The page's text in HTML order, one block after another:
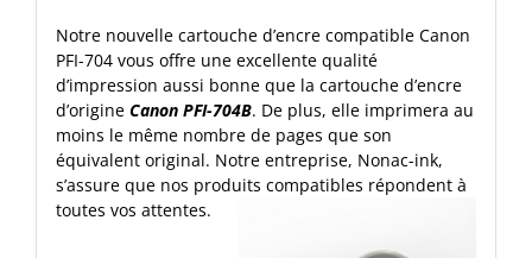
Notre nouvelle cartouche d’encre compatible Canon
PFI-704 vous offre une excellente qualité
d’impression aussi bonne que la cartouche d’encre
d’origine Canon PFI-704B. De plus, elle imprimera au
moins le même nombre de pages que son
équivalent original. Notre entreprise, Nonac-ink,
s’assure que nos produits compatibles répondent à
toutes vos attentes.